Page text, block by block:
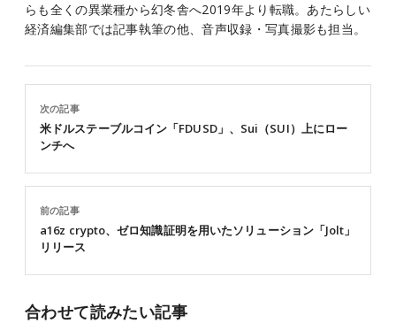
らも全くの異業種から幻冬舎へ2019年より転職。あたらしい
経済編集部では記事執筆の他、音声収録・写真撮影も担当。
前の記事
a16z crypto、ゼロ知識証明を用いたソリューション「Jolt」
リリース
次の記事
米ドルステーブルコイン「FDUSD」、Sui（SUI）上にロー
ンチへ
合わせて読みたい記事